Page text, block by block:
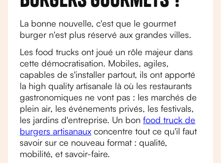
La bonne nouvelle, c'est que le gourmet
burger n'est plus réservé aux grandes villes.
Les food trucks ont joué un rôle majeur dans
cette démocratisation. Mobiles, agiles,
capables de s'installer partout, ils ont apporté
la high quality artisanale là où les restaurants
gastronomiques ne vont pas : les marchés de
plein air, les événements privés, les festivals,
les jardins d'entreprise. Un bon food truck de
burgers artisanaux concentre tout ce qu'il faut
savoir sur ce nouveau format : qualité,
mobilité, et savoir-faire.